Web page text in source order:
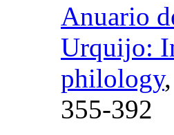
Anuario
Urquijo:
philology,
355-392